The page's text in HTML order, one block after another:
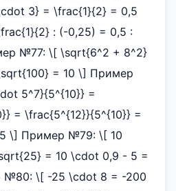
3} = \frac{1}{2} = 0,5
: (-0,25) = 0,5 :
№77: \[ \sqrt{6^2 + 8^2}
= 10 \] Пример
5^7}{5^{10}} =
= \frac{5^{12}}{5^{10}} =
\] Пример №79: \[ 10
= 10 \cdot 0,9 - 5 =
№80: \[ -25 \cdot 8 = -200